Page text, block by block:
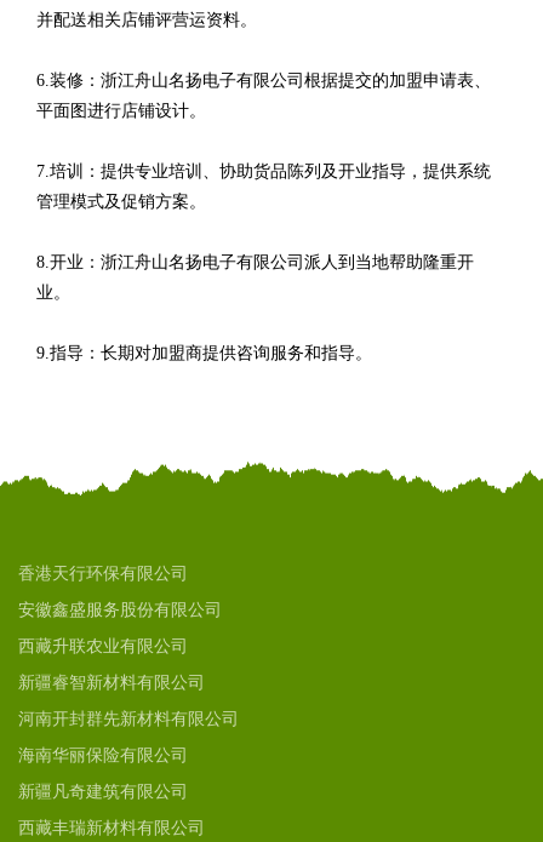
并配送相关店铺评营运资料。
6.装修：浙江舟山名扬电子有限公司根据提交的加盟申请表、
平面图进行店铺设计。
7.培训：提供专业培训、协助货品陈列及开业指导，提供系统
管理模式及促销方案。
8.开业：浙江舟山名扬电子有限公司派人到当地帮助隆重开
业。
9.指导：长期对加盟商提供咨询服务和指导。
香港天行环保有限公司
安徽鑫盛服务股份有限公司
西藏升联农业有限公司
新疆睿智新材料有限公司
河南开封群先新材料有限公司
海南华丽保险有限公司
新疆凡奇建筑有限公司
西藏丰瑞新材料有限公司